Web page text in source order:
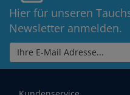
Hier für unseren
Newsletter anmelden.
Ihre E-Mail Adresse...